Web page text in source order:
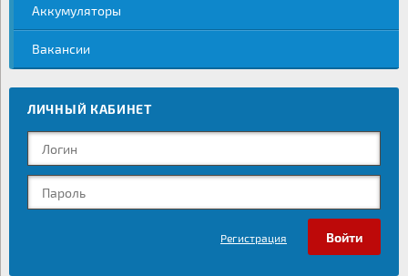
Аккумуляторы
Вакансии
ЛИЧНЫЙ КАБИНЕТ
Регистрация